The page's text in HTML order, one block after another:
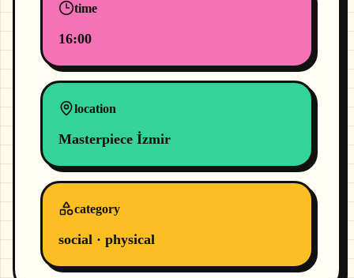
time
16:00
location
Masterpiece İzmir
category
social · physical